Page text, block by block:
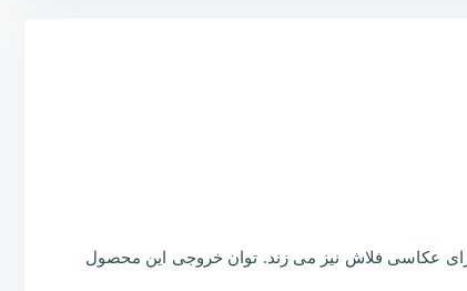
عکاسی فلاش نیز می زند. توان خروجی این محصول